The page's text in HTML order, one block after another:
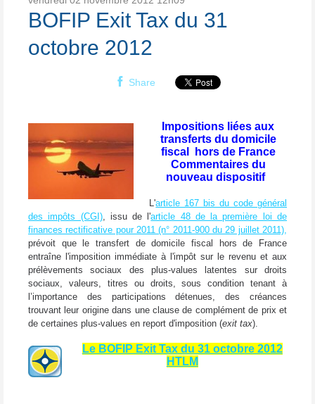
BOFIP Exit Tax du 31
octobre 2012
Share
Impositions liées aux
transferts du domicile
fiscal hors de France
Commentaires du
nouveau dispositif
L'article 167 bis du code général
des impôts (CGI), issu de l'article 48 de la première loi de
finances rectificative pour 2011 (n° 2011-900 du 29 juillet 2011),
prévoit que le transfert de domicile fiscal hors de France
entraîne l'imposition immédiate à l'impôt sur le revenu et aux
prélèvements sociaux des plus-values latentes sur droits
sociaux, valeurs, titres ou droits, sous condition tenant à
l’importance des participations détenues, des créances
trouvant leur origine dans une clause de complément de prix et
de certaines plus-values en report d'imposition (exit tax).
Le BOFIP Exit Tax du 31 octobre 2012
HTLM